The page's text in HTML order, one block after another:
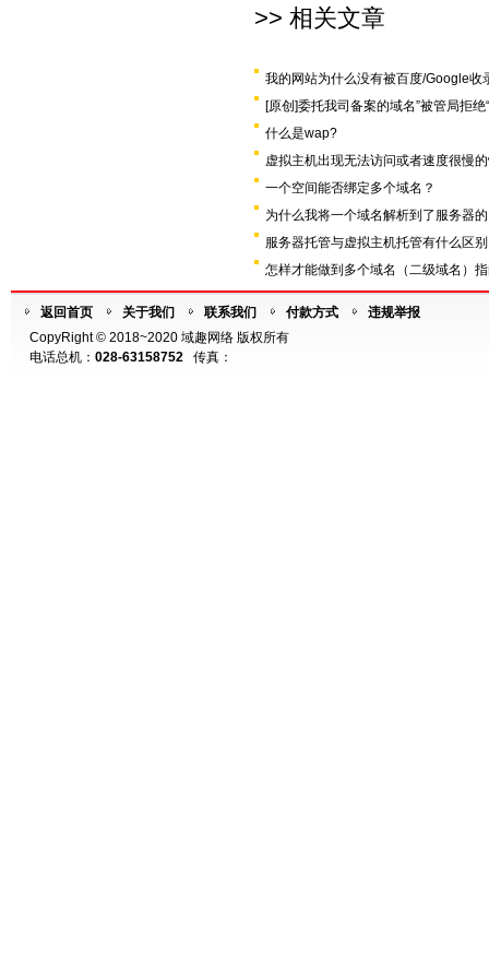
>> 相关文章
我的网站为什么没有被百度/Google收
[原创]委托我司备案的域名”被管局拒绝
什么是wap?
虚拟主机出现无法访问或者速度很慢
一个空间能否绑定多个域名？
为什么我将一个域名解析到了服务器
服务器托管与虚拟主机托管有什么区
怎样才能做到多个域名（二级域名）
返回首页 关于我们 联系我们 付款方式
违规举报
CopyRight © 2018~2020 域趣网络 版权所有
电话总机： 028-63158752 传真：